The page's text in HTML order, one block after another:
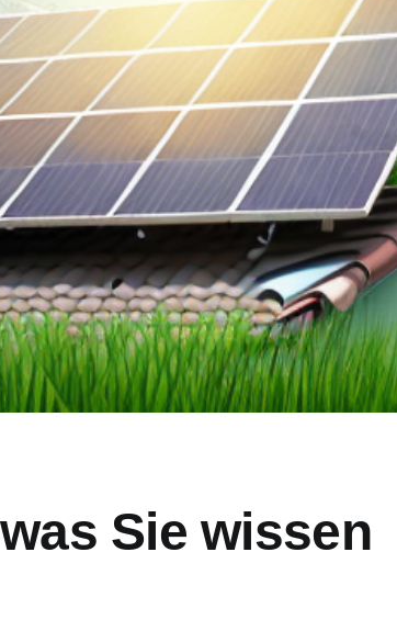
Sie wissen